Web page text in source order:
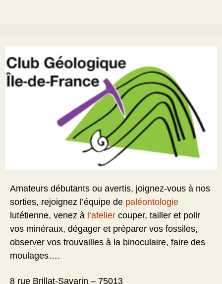
Amateurs débutants ou avertis, joignez-vous à nos
sorties, rejoignez l’équipe de paléontologie
lutétienne, venez à l’atelier couper, tailler et polir
vos minéraux, dégager et préparer vos fossiles,
observer vos trouvailles à la binoculaire, faire des
moulages….
8 rue Brillat-Savarin – 75013